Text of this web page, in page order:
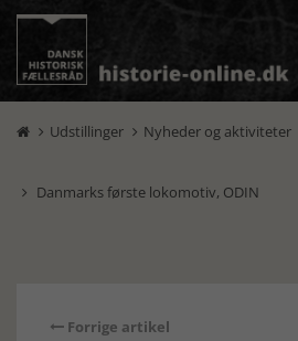
 Udstillinger  Nyheder og aktiviteter
 Danmarks første lokomotiv, ODIN
Forrige artikel